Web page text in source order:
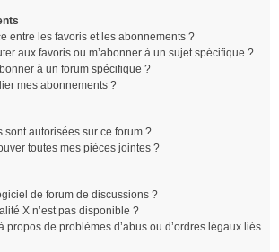
entre les favoris et les abonnements ?
aux favoris ou m’abonner à un sujet spécifique ?
à un forum spécifique ?
mes abonnements ?
sont autorisées sur ce forum ?
toutes mes pièces jointes ?
de forum de discussions ?
X n’est pas disponible ?
propos de problèmes d’abus ou d’ordres légaux liés